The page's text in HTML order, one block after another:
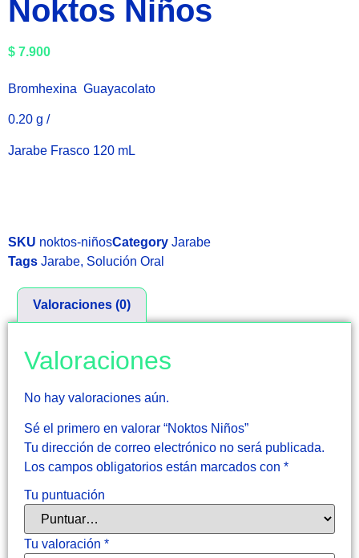
Noktos Niños
$ 7.900
Bromhexina Guayacolato
0.20 g /
Jarabe Frasco 120 mL
SKU noktos-niñosCategory Jarabe
Tags Jarabe, Solución Oral
Valoraciones (0)
Valoraciones
No hay valoraciones aún.
Sé el primero en valorar “Noktos Niños”
Tu dirección de correo electrónico no será publicada.
Los campos obligatorios están marcados con *
Tu puntuación
Tu valoración *